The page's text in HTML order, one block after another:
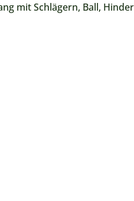
mit Schlägern, Ball,